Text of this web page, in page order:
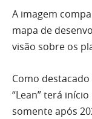
A imagem
mapa de
visão sobre os
Como
“Lean” terá
somente após